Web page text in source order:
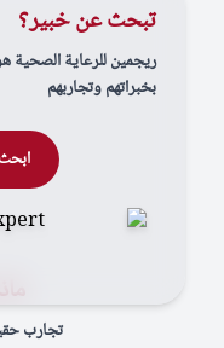
تبحث عن خبير؟
ريجمين للرعاية الصحية
بخبراتهم وتجاربهم
تجارب